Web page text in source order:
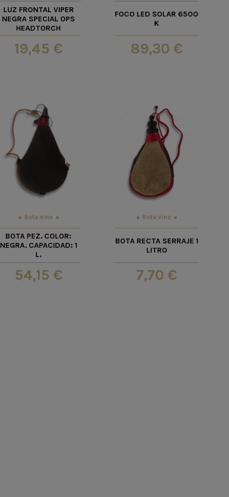
LUZ FRONTAL VIPER
NEGRA SPECIAL OPS
HEADTORCH
19,45 €
FOCO LED SOLAR 6500
K
89,30 €
Bota vino
BOTA PEZ. COLOR:
NEGRA. CAPACIDAD: 1
L.
54,15 €
Bota vino
BOTA RECTA SERRAJE 1
LITRO
7,70 €